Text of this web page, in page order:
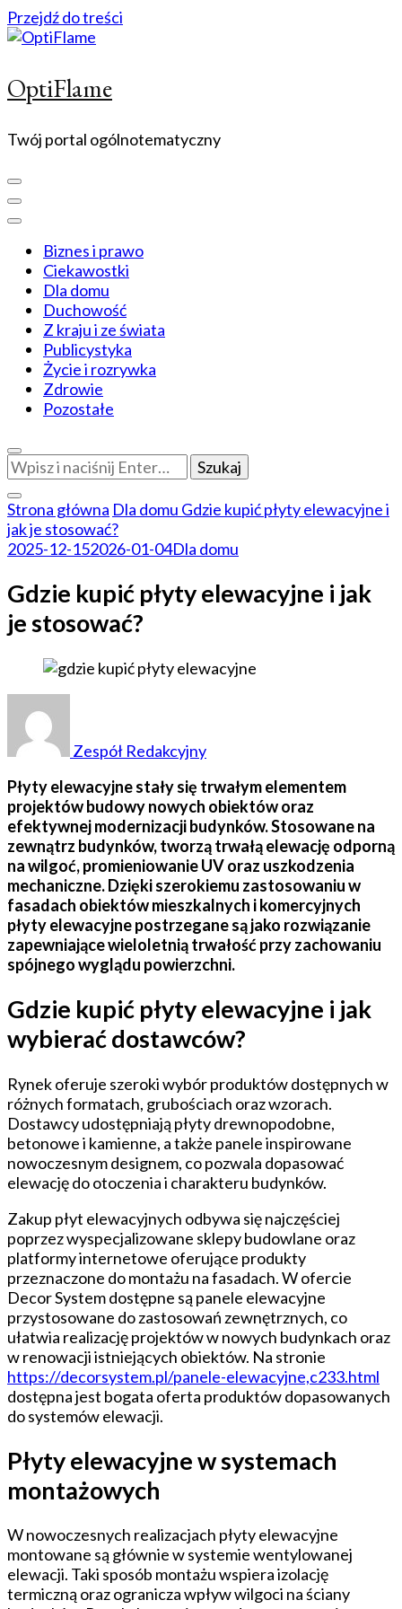
Przejdź do treści
OptiFlame
Twój portal ogólnotematyczny
Biznes i prawo
Ciekawostki
Dla domu
Duchowość
Z kraju i ze świata
Publicystyka
Życie i rozrywka
Zdrowie
Pozostałe
Szukasz
czegoś?
Strona główna Dla domu Gdzie kupić płyty elewacyjne i
jak je stosować?
2025-12-152026-01-04Dla domu
Gdzie kupić płyty elewacyjne i jak
je stosować?
Zespół Redakcyjny
Płyty elewacyjne stały się trwałym elementem
projektów budowy nowych obiektów oraz
efektywnej modernizacji budynków. Stosowane na
zewnątrz budynków, tworzą trwałą elewację odporną
na wilgoć, promieniowanie UV oraz uszkodzenia
mechaniczne. Dzięki szerokiemu zastosowaniu w
fasadach obiektów mieszkalnych i komercyjnych
płyty elewacyjne postrzegane są jako rozwiązanie
zapewniające wieloletnią trwałość przy zachowaniu
spójnego wyglądu powierzchni.
Gdzie kupić płyty elewacyjne i jak
wybierać dostawców?
Rynek oferuje szeroki wybór produktów dostępnych w
różnych formatach, grubościach oraz wzorach.
Dostawcy udostępniają płyty drewnopodobne,
betonowe i kamienne, a także panele inspirowane
nowoczesnym designem, co pozwala dopasować
elewację do otoczenia i charakteru budynków.
Zakup płyt elewacyjnych odbywa się najczęściej
poprzez wyspecjalizowane sklepy budowlane oraz
platformy internetowe oferujące produkty
przeznaczone do montażu na fasadach. W ofercie
Decor System dostępne są panele elewacyjne
przystosowane do zastosowań zewnętrznych, co
ułatwia realizację projektów w nowych budynkach oraz
w renowacji istniejących obiektów. Na stronie
https://decorsystem.pl/panele-elewacyjne,c233.html
dostępna jest bogata oferta produktów dopasowanych
do systemów elewacji.
Płyty elewacyjne w systemach
montażowych
W nowoczesnych realizacjach płyty elewacyjne
montowane są głównie w systemie wentylowanej
elewacji. Taki sposób montażu wspiera izolację
termiczną oraz ogranicza wpływ wilgoci na ściany